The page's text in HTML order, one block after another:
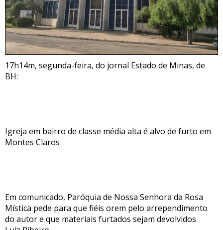
17h14m, segunda-feira, do jornal Estado de Minas, de
BH:
Igreja em bairro de classe média alta é alvo de furto em
Montes Claros
Em comunicado, Paróquia de Nossa Senhora da Rosa
Mística pede para que fiéis orem pelo arrependimento
do autor e que materiais furtados sejam devolvidos